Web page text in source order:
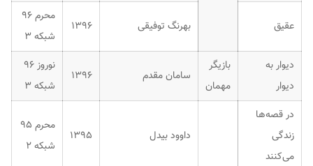
عقیق بهرنگ توفیقی ۱۳۹۶
محرم ۹۶
شبکه ۳
دیوار به
دیوار
بازیگر
مهمان
سامان مقدم ۱۳۹۶
نوروز ۹۶
شبکه ۳
در قصه‌ها
زندگی
می‌کنند
داوود بیدل ۱۳۹۵
محرم ۹۵
شبکه ۲